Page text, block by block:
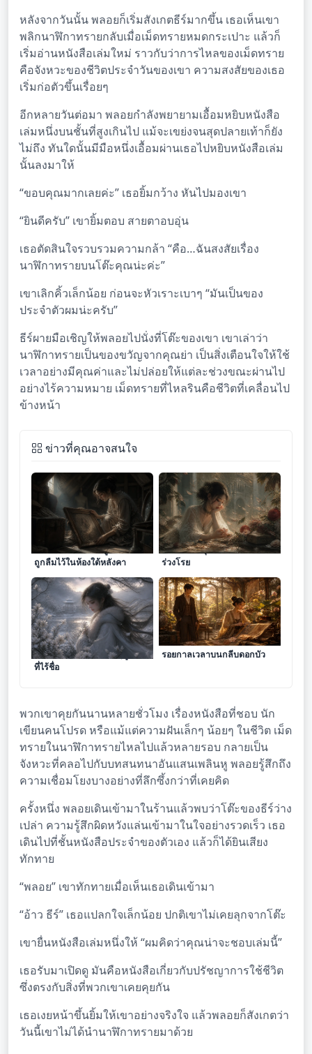
หลังจากวันนั้น พลอยก็เริ่มสังเกตธีร์มากขึ้น เธอเห็นเขา
พลิกนาฬิกาทรายกลับเมื่อเม็ดทรายหมดกระเปาะ แล้วก็
เริ่มอ่านหนังสือเล่มใหม่ ราวกับว่าการไหลของเม็ดทราย
คือจังหวะของชีวิตประจำวันของเขา ความสงสัยของเธอ
เริ่มก่อตัวขึ้นเรื่อยๆ
อีกหลายวันต่อมา พลอยกำลังพยายามเอื้อมหยิบหนังสือ
เล่มหนึ่งบนชั้นที่สูงเกินไป แม้จะเขย่งจนสุดปลายเท้าก็ยัง
ไม่ถึง ทันใดนั้นมีมือหนึ่งเอื้อมผ่านเธอไปหยิบหนังสือเล่ม
นั้นลงมาให้
“ขอบคุณมากเลยค่ะ” เธอยิ้มกว้าง หันไปมองเขา
“ยินดีครับ” เขายิ้มตอบ สายตาอบอุ่น
เธอตัดสินใจรวบรวมความกล้า “คือ…ฉันสงสัยเรื่อง
นาฬิกาทรายบนโต๊ะคุณน่ะค่ะ”
เขาเลิกคิ้วเล็กน้อย ก่อนจะหัวเราะเบาๆ “มันเป็นของ
ประจำตัวผมน่ะครับ”
ธีร์ผายมือเชิญให้พลอยไปนั่งที่โต๊ะของเขา เขาเล่าว่า
นาฬิกาทรายเป็นของขวัญจากคุณย่า เป็นสิ่งเตือนใจให้ใช้
เวลาอย่างมีคุณค่าและไม่ปล่อยให้แต่ละช่วงขณะผ่านไป
อย่างไร้ความหมาย เม็ดทรายที่ไหลรินคือชีวิตที่เคลื่อนไป
ข้างหน้า
ข่าวที่คุณอาจสนใจ
รอยถลอกบนกรอบรูปไม้เก่าที่
ถูกลืมไว้ในห้องใต้หลังคา
จดหมายเหตุบนกลีบดอกไม้ที่
ร่วงโรย
กลิ่นจางของดอกไม้ในฤดูหนาว
ที่ไร้ชื่อ
รอยกาลเวลาบนกลีบดอกบัว
พวกเขาคุยกันนานหลายชั่วโมง เรื่องหนังสือที่ชอบ นัก
เขียนคนโปรด หรือแม้แต่ความฝันเล็กๆ น้อยๆ ในชีวิต เม็ด
ทรายในนาฬิกาทรายไหลไปแล้วหลายรอบ กลายเป็น
จังหวะที่คลอไปกับบทสนทนาอันแสนเพลินหู พลอยรู้สึกถึง
ความเชื่อมโยงบางอย่างที่ลึกซึ้งกว่าที่เคยคิด
ครั้งหนึ่ง พลอยเดินเข้ามาในร้านแล้วพบว่าโต๊ะของธีร์ว่าง
เปล่า ความรู้สึกผิดหวังแล่นเข้ามาในใจอย่างรวดเร็ว เธอ
เดินไปที่ชั้นหนังสือประจำของตัวเอง แล้วก็ได้ยินเสียง
ทักทาย
“พลอย” เขาทักทายเมื่อเห็นเธอเดินเข้ามา
“อ้าว ธีร์” เธอแปลกใจเล็กน้อย ปกติเขาไม่เคยลุกจากโต๊ะ
เขายื่นหนังสือเล่มหนึ่งให้ “ผมคิดว่าคุณน่าจะชอบเล่มนี้”
เธอรับมาเปิดดู มันคือหนังสือเกี่ยวกับปรัชญาการใช้ชีวิต
ซึ่งตรงกับสิ่งที่พวกเขาเคยคุยกัน
เธอเงยหน้าขึ้นยิ้มให้เขาอย่างจริงใจ แล้วพลอยก็สังเกตว่า
วันนี้เขาไม่ได้นำนาฬิกาทรายมาด้วย